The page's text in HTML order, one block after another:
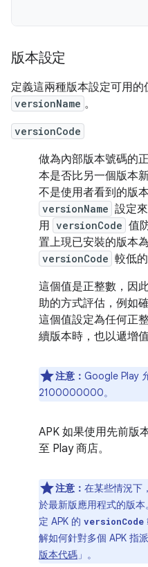
版本設定
定義這兩種版本設定可用的
versionName 。
versionCode
做為內部版本號碼的
本是否比另一個版本
不是使用者看到的版
versionName 設定
用 versionCode 值
置上現已安裝的版本
versionCode 較低的
這個值是正整數，因
助的方式評估，例如
這個值設定為任何正
續版本時，也以遞增
注意： Google Play
2100000000。
APK 如果使用先前版
至 Play 商店。
注意： 在某些情況下
於最新版應用程式的版
定 APK 的 versionCode
解如何針對多個 APK 指派
版本代碼 」。